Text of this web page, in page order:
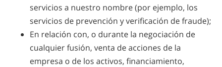
servicios a nuestro nombre (por ejemplo, los
servicios de prevención y verificación de fraude);
En relación con, o durante la negociación de
cualquier fusión, venta de acciones de la
empresa o de los activos, financiamiento,